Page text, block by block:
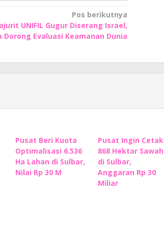
Pos berikutnya
UNIFIL Gugur Diserang Israel,
Dorong Evaluasi Keamanan Dunia
Pusat Beri Kuota
Optimalisasi 6.536
Ha Lahan di Sulbar,
Nilai Rp 30 M
Pusat Ingin Cetak
868 Hektar Sawah
di Sulbar,
Anggaran Rp 30
Miliar